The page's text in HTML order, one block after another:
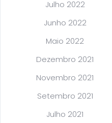
Julho 2022
Junho 2022
Maio 2022
Dezembro 2021
Novembro 2021
Setembro 2021
Julho 2021